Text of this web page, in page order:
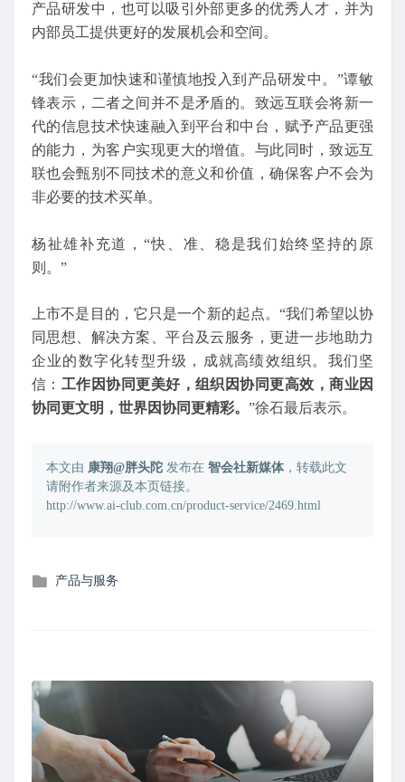
产品研发中，也可以吸引外部更多的优秀人才，并为
内部员工提供更好的发展机会和空间。
“我们会更加快速和谨慎地投入到产品研发中。”谭敏
锋表示，二者之间并不是矛盾的。致远互联会将新一
代的信息技术快速融入到平台和中台，赋予产品更强
的能力，为客户实现更大的增值。与此同时，致远互
联也会甄别不同技术的意义和价值，确保客户不会为
非必要的技术买单。
杨祉雄补充道，“快、准、稳是我们始终坚持的原
则。”
上市不是目的，它只是一个新的起点。“我们希望以协
同思想、解决方案、平台及云服务，更进一步地助力
企业的数字化转型升级，成就高绩效组织。我们坚
信： 工作因协同更美好，组织因协同更高效，商业因
协同更文明，世界因协同更精彩。 ”徐石最后表示。
本文由 康翔@胖头陀 发布在 智会社新媒体，转载此文
请附作者来源及本页链接。
http://www.ai-club.com.cn/product-service/2469.html
发
产品与服务